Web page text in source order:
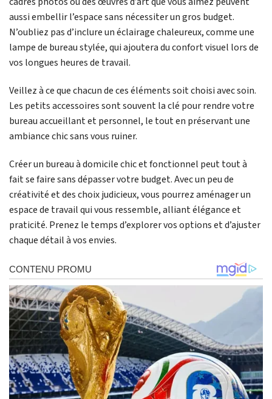
aussi embellir l’espace sans nécessiter un gros budget.
N’oubliez pas d’inclure un éclairage chaleureux, comme une
lampe de bureau stylée, qui ajoutera du confort visuel lors de
vos longues heures de travail.
Veillez à ce que chacun de ces éléments soit choisi avec soin.
Les petits accessoires sont souvent la clé pour rendre votre
bureau accueillant et personnel, le tout en préservant une
ambiance chic sans vous ruiner.
Créer un bureau à domicile chic et fonctionnel peut tout à
fait se faire sans dépasser votre budget. Avec un peu de
créativité et des choix judicieux, vous pourrez aménager un
espace de travail qui vous ressemble, alliant élégance et
praticité. Prenez le temps d’explorer vos options et d’ajuster
chaque détail à vos envies.